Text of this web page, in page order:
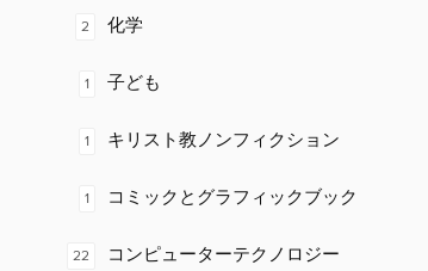
2 化学
1 子ども
1 キリスト教ノンフィクション
1 コミックとグラフィックブック
22 コンピューターテクノロジー